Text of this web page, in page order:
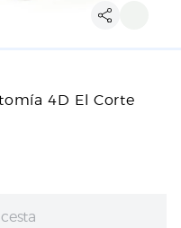
4D El Corte